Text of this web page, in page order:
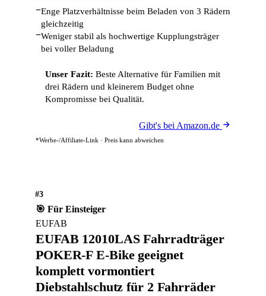
−Enge Platzverhältnisse beim Beladen von 3 Rädern
gleichzeitig
−Weniger stabil als hochwertige Kupplungsträger
bei voller Beladung
Unser Fazit: Beste Alternative für Familien mit
drei Rädern und kleinerem Budget ohne
Kompromisse bei Qualität.
Gibt's bei Amazon.de
*Werbe-/Affiliate-Link · Preis kann abweichen
#3
🎯 Für Einsteiger
EUFAB
EUFAB 12010LAS Fahrradträger
POKER-F E-Bike geeignet
komplett vormontiert
Diebstahlschutz für 2 Fahrräder